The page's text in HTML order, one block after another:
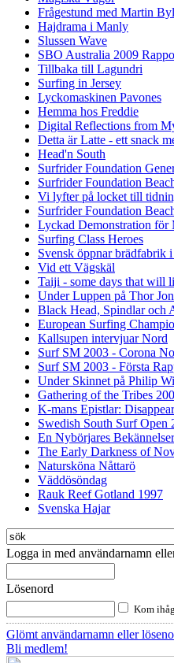
Frågestund med Martin
Hajdrama i Manly
Slussen Wave
SBO Australia 2009
Tillbaka till Lagundri
Surfing in Jersey
Lyckomaskinen Pavones
Hemma hos Freddie
Digital Reflections from
Detta är Latte - ett snack
Head'n South
Surfrider Foundation
Surfrider Foundation
Vi lyfter på locket till
Surfrider Foundation
Lyckad Demonstration för
Surfing Class Heroes
Svensk öppnar brädfabrik
Vid ett Vägskäl
Taiji - some days that will
Under Luppen på Thor
Black Head, Spindlar och
European Surfing
Kallsupen intervjuar Nord
Surf SM 2003 - Corona
Surf SM 2003 - Första
Under Skinnet på Philip
Gathering of the Tribes
K-mans Epistlar:
Swedish South Surf Open
En Nybörjares Bekännelser
The Early Darkness of
Natursköna Nåttarö
Väddösöndag
Rauk Reef Gotland 1997
Svenska Hajar
Logga in med användarnamn
Lösenord
Kom
Glömt användarnamn eller
Bli medlem!